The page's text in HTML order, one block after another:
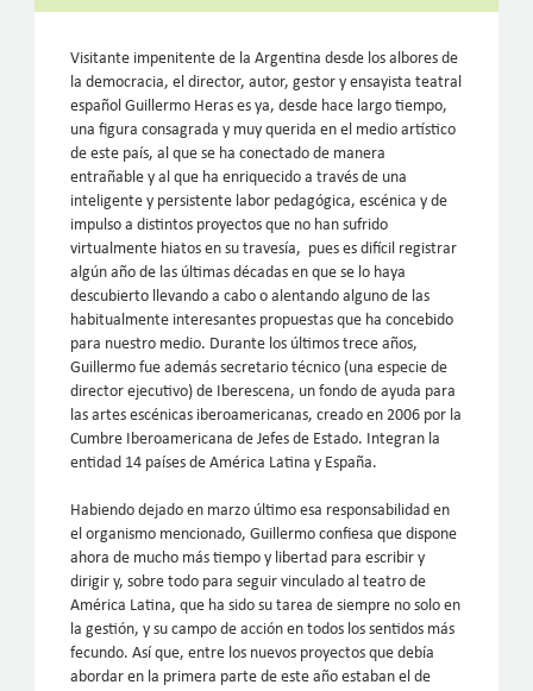
Visitante impenitente de la Argentina desde los albores de
la democracia, el director, autor, gestor y ensayista teatral
español Guillermo Heras es ya, desde hace largo tiempo,
una figura consagrada y muy querida en el medio artístico
de este país, al que se ha conectado de manera
entrañable y al que ha enriquecido a través de una
inteligente y persistente labor pedagógica, escénica y de
impulso a distintos proyectos que no han sufrido
virtualmente hiatos en su travesía, pues es difícil registrar
algún año de las últimas décadas en que se lo haya
descubierto llevando a cabo o alentando alguno de las
habitualmente interesantes propuestas que ha concebido
para nuestro medio. Durante los últimos trece años,
Guillermo fue además secretario técnico (una especie de
director ejecutivo) de Iberescena, un fondo de ayuda para
las artes escénicas iberoamericanas, creado en 2006 por la
Cumbre Iberoamericana de Jefes de Estado. Integran la
entidad 14 países de América Latina y España.
Habiendo dejado en marzo último esa responsabilidad en
el organismo mencionado, Guillermo confiesa que dispone
ahora de mucho más tiempo y libertad para escribir y
dirigir y, sobre todo para seguir vinculado al teatro de
América Latina, que ha sido su tarea de siempre no solo en
la gestión, y su campo de acción en todos los sentidos más
fecundo. Así que, entre los nuevos proyectos que debía
abordar en la primera parte de este año estaban el de